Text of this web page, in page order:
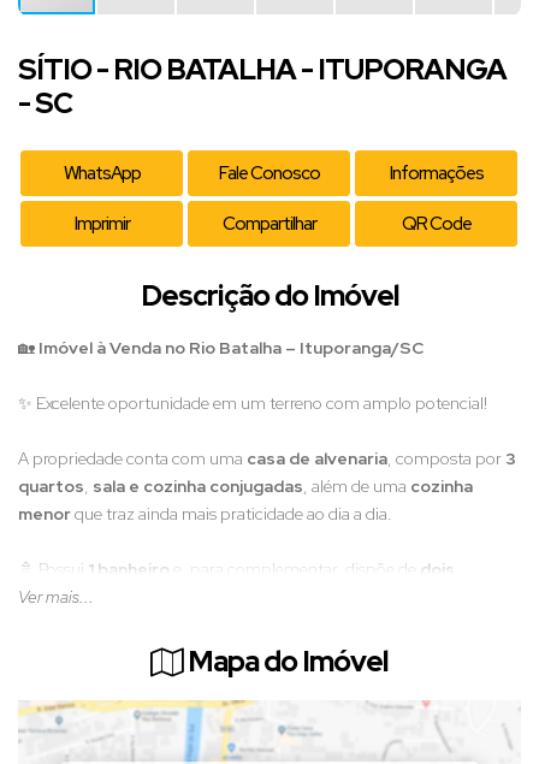
SÍTIO - RIO BATALHA - ITUPORANGA
- SC
WhatsApp Fale Conosco Informações
Imprimir Compartilhar QR Code
Descrição do Imóvel
🏡 Imóvel à Venda no Rio Batalha – Ituporanga/SC
✨ Excelente oportunidade em um terreno com amplo potencial!
A propriedade conta com uma casa de alvenaria, composta por 3
quartos, sala e cozinha conjugadas, além de uma cozinha
menorque traz ainda mais praticidade ao dia a dia.
🚿 Possui 1 banheiro e, para complementar, dispõe de
dois
galpões em alvenaria
📍 Localizada no bairro Rio Batalha, é perfeita para quem busca
espaço, versatilidade e boa localização em Ituporanga.
Ver mais...
Mapa do Imóvel